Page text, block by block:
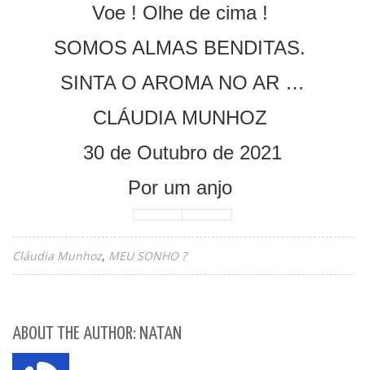
Voe ! Olhe de cima !
SOMOS ALMAS BENDITAS.
SINTA O AROMA NO AR …
CLÁUDIA MUNHOZ
30 de Outubro de 2021
Por um anjo
Cláudia Munhoz MEU SONHO ?
ABOUT THE AUTHOR: NATAN